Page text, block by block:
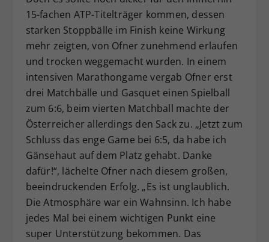
15-fachen ATP-Titelträger kommen, dessen
starken Stoppbälle im Finish keine Wirkung
mehr zeigten, von Ofner zunehmend erlaufen
und trocken weggemacht wurden. In einem
intensiven Marathongame vergab Ofner erst
drei Matchbälle und Gasquet einen Spielball
zum 6:6, beim vierten Matchball machte der
Österreicher allerdings den Sack zu. „Jetzt zum
Schluss das enge Game bei 6:5, da habe ich
Gänsehaut auf dem Platz gehabt. Danke
dafür!“, lächelte Ofner nach diesem großen,
beeindruckenden Erfolg. „Es ist unglaublich.
Die Atmosphäre war ein Wahnsinn. Ich habe
jedes Mal bei einem wichtigen Punkt eine
super Unterstützung bekommen. Das